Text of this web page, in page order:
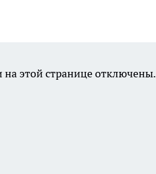
этой странице отключены.